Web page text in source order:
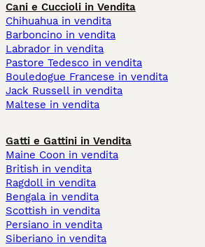
Cani e Cuccioli in Vendita
Chihuahua in vendita
Barboncino in vendita
Labrador in vendita
Pastore Tedesco in vendita
Bouledogue Francese in vendita
Jack Russell in vendita
Maltese in vendita
Gatti e Gattini in Vendita
Maine Coon in vendita
British in vendita
Ragdoll in vendita
Bengala in vendita
Scottish in vendita
Persiano in vendita
Siberiano in vendita